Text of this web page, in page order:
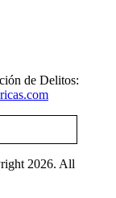
de Delitos:
2026. All